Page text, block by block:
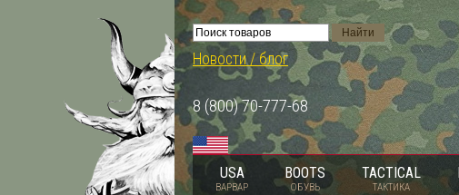
Новости / блог
8 (800) 70-777-68
USA
ВАРВАР
BOOTS
ОБУВЬ
TACTICAL
ТАКТИКА